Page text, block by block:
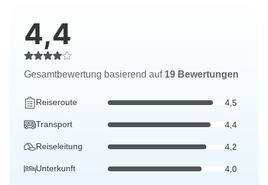
4,4
Gesamtbewertung basierend auf 19 Bewertungen
Reiseroute 4,5
Transport 4,4
Reiseleitung 4,2
Unterkunft 4,0